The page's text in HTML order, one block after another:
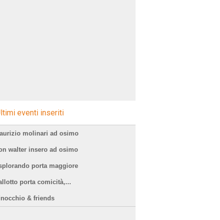
eventi inseriti
molinari ad osimo
walter insero ad osimo
porta maggiore
porta comicità,...
& friends